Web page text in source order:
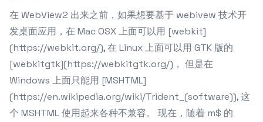
在 WebView2 出来之前，如果想要基于 webivew 技术开
发桌面应用，在 Mac OSX 上面可以用 [webkit]
(https://webkit.org/), 在 Linux 上面可以用 GTK 版的
[webkitgtk](https://webkitgtk.org/)， 但是在
Windows 上面只能用 [MSHTML]
(https://en.wikipedia.org/wiki/Trident_(software)), 这
个 MSHTML 使用起来各种不兼容。 现在，随着 m$ 的